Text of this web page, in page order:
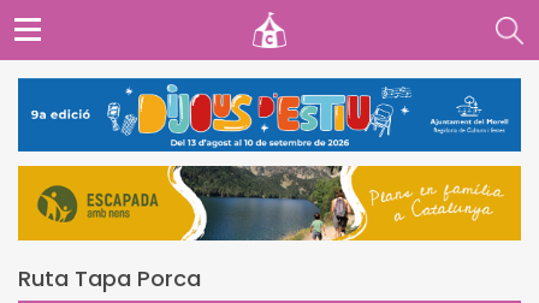
Ruta Tapa Porca